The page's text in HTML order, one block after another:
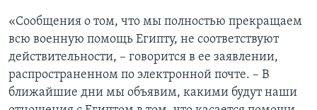
«Сообщения о том, что мы полностью прекращаем
всю военную помощь Египту, не соответствуют
действительности, – говорится в ее заявлении,
распространенном по электронной почте. – В
ближайшие дни мы объявим, какими будут наши